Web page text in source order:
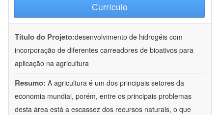
Currículo
Título do Projeto:desenvolvimento de hidrogéis com
incorporação de diferentes carreadores de bioativos para
aplicação na agricultura
Resumo: A agricultura é um dos principais setores da
economia mundial, porém, entre os principais problemas
desta área está a escassez dos recursos naturais, o que